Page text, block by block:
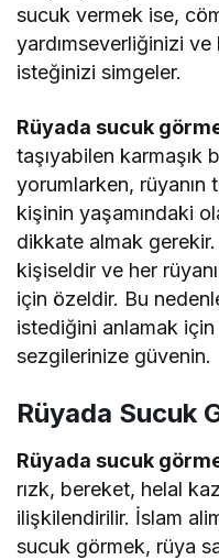
sucuk vermek ise,
yardımseverliğinizi
isteğinizi simgeler.
Rüyada sucuk
taşıyabilen karmaşık
yorumlarken, rüyanın
kişinin yaşamındaki
dikkate almak gerekir.
kişiseldir ve her
için özeldir. Bu
istediğini anlamak
sezgilerinize güvenin.
Rüyada Sucuk
Rüyada sucuk
rızk, bereket, helal
ilişkilendirilir. İslam
sucuk görmek, rüya